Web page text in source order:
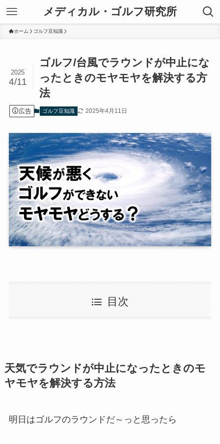
メディカル・ゴルフ研究所
ホーム ゴルフ豆知識
ゴルフ/台風でラウンドが中止にな
ったときのモヤモヤを解決する方
法
2025
4/11
広告 ゴルフ豆知識 2025年4月11日
目次
天気でラウンドが中止になったときのモ
ヤモヤを解決する方法
明日はゴルフのラウンドだ～っと思ったら